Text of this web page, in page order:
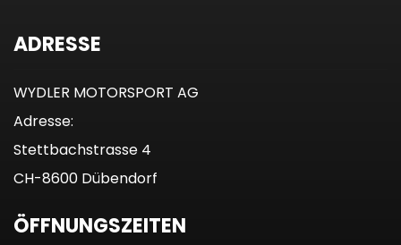
ADRESSE
WYDLER MOTORSPORT AG
Adresse:
Stettbachstrasse 4
CH-8600 Dübendorf
ÖFFNUNGSZEITEN